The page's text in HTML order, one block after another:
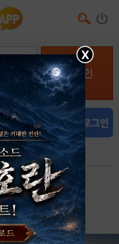
로그인
회원가입
X